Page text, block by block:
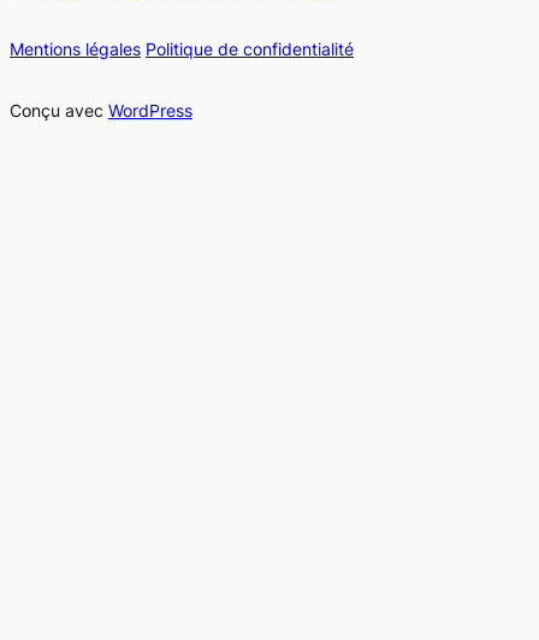
Mentions légales Politique de confidentialité
Conçu avec WordPress